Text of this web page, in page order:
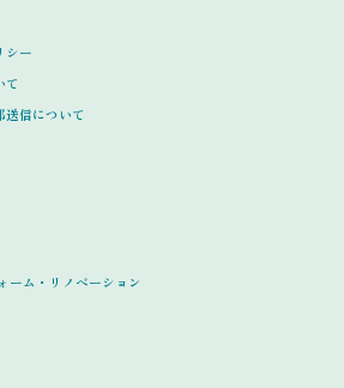
シー
て
送信について
ーム・リノベーション